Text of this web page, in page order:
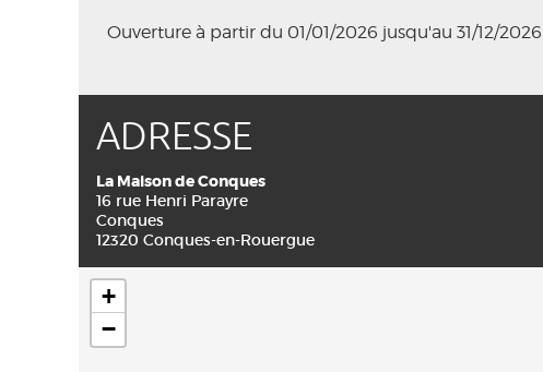
Ouverture à partir du 01/01/2026 jusqu'au 31/12/2026
ADRESSE
La Maison de Conques
16 rue Henri Parayre
Conques
12320 Conques-en-Rouergue
+
−